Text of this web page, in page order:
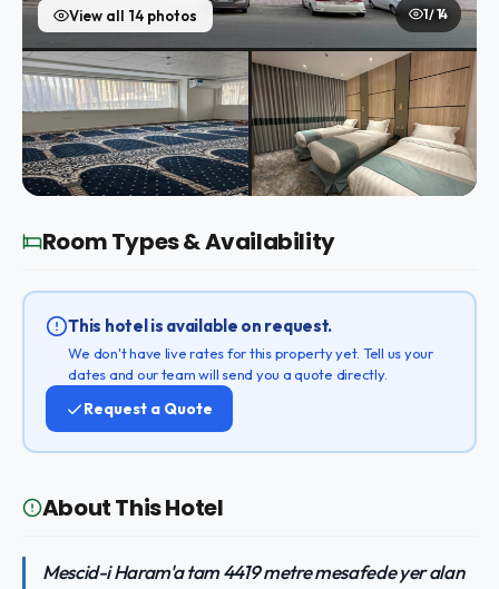
View all 14 photos 1 / 14
Room Types & Availability
This hotel is available on request.
We don't have live rates for this property yet. Tell us your
dates and our team will send you a quote directly.
Request a Quote
About This Hotel
Mescid-i Haram'a tam 4419 metre mesafede yer alan